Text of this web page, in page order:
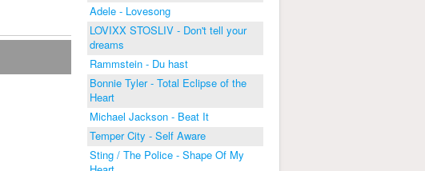
Adele - Lovesong
LOVIXX STOSLIV - Don't tell your
dreams
Rammstein - Du hast
Bonnie Tyler - Total Eclipse of the
Heart
Michael Jackson - Beat It
Temper City - Self Aware
Sting / The Police - Shape Of My